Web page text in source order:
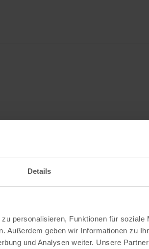
Details
personalisieren, Funktionen für soziale
Außerdem geben wir Informationen zu
und Analysen weiter. Unsere